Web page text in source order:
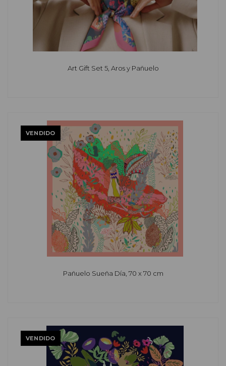
Art Gift Set 5, Aros y Pañuelo
VENDIDO
Pañuelo Sueña Día, 70 x 70 cm
VENDIDO